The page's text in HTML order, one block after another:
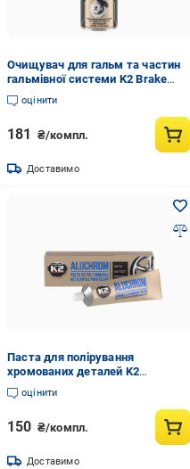
Очищувач для гальм та частин
гальмівної системи K2 Brake
Cleaner аерозоль 500 мл
(K20464)
оцінити
181 ₴/компл.
Доставимо
Паста для полірування
хромованих деталей K2
Aluchrom 120 г (K20104)
оцінити
150 ₴/компл.
Доставимо